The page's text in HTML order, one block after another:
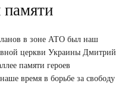
в зоне АТО был наш
церкви Украины Дмитрий
памяти героев
время в борьбе за свободу